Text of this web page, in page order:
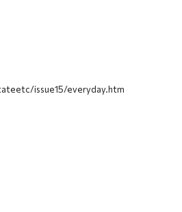
issue15/everyday.htm